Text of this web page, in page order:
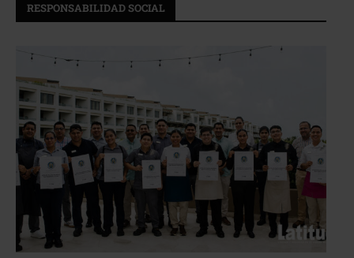
RESPONSABILIDAD SOCIAL